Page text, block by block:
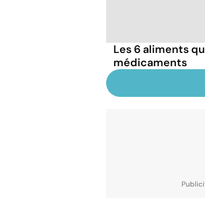
Les 6 aliments
médicaments